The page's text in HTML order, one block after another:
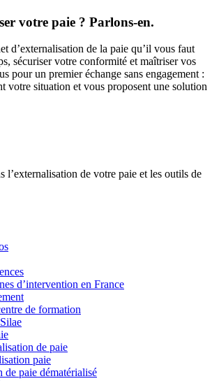
votre paie ? Parlons-en.
d’externalisation de la paie qu’il vous faut
sécuriser votre conformité et maîtriser vos
pour un premier échange sans engagement :
votre situation et vous proposent une solution
l’externalisation de votre paie et les outils de
d’intervention en France
de formation
de paie
paie
de paie dématérialisé